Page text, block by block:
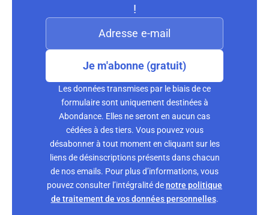
!
Je m'abonne (gratuit)
Les données transmises par le biais de ce
formulaire sont uniquement destinées à
Abondance. Elles ne seront en aucun cas
cédées à des tiers. Vous pouvez vous
désabonner à tout moment en cliquant sur les
liens de désinscriptions présents dans chacun
de nos emails. Pour plus d’informations, vous
pouvez consulter l’intégralité denotre politique
de traitement de vos données personnelles.